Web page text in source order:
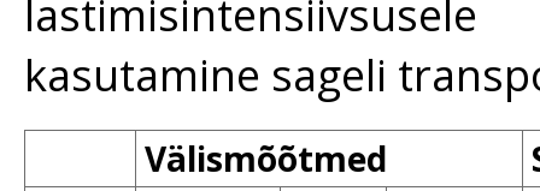
kasutamine sageli
Välismõõtmed